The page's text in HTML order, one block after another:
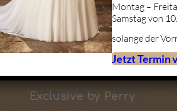
Exclusive by Perry
Montag –
Samstag von
solange der
Jetzt Termin